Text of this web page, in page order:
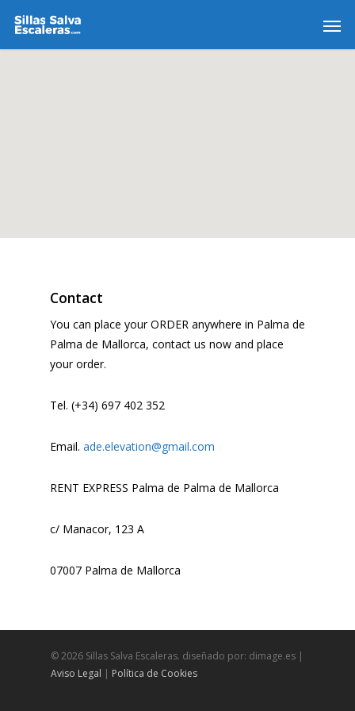
Contact
You can place your ORDER anywhere in Palma de
Palma de Mallorca, contact us now and place
your order.
Tel. (+34) 697 402 352
Email. ade.elevation@gmail.com
RENT EXPRESS Palma de Palma de Mallorca
c/ Manacor, 123 A
07007 Palma de Mallorca
© 2026 Sillas Salva Escaleras. diseñado por: dimage.es |
Aviso Legal | Política de Cookies